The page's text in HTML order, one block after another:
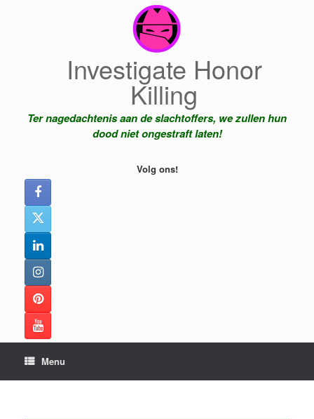
Investigate Honor
Killing
Ter nagedachtenis aan de slachtoffers, we zullen hun
dood niet ongestraft laten!
Volg ons!
Menu